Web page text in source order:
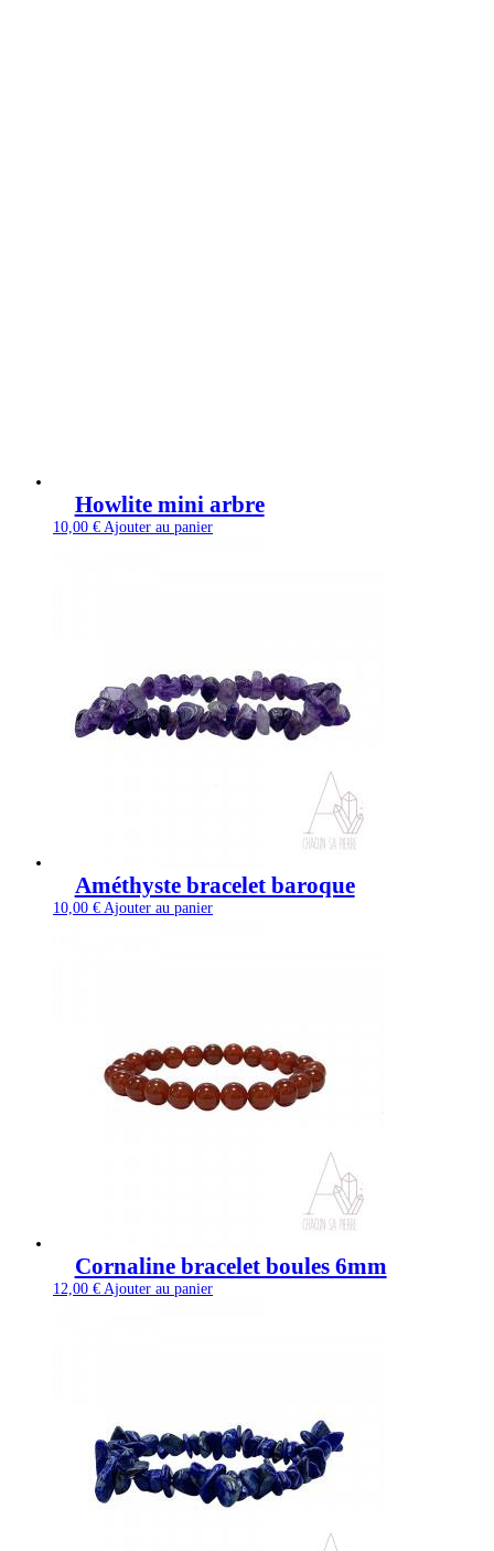
Howlite mini arbre
10,00 € Ajouter au panier
Améthyste bracelet baroque
10,00 € Ajouter au panier
Cornaline bracelet boules 6mm
12,00 € Ajouter au panier